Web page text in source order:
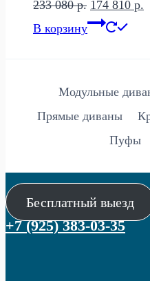
233 080р.
цена
174 810 р.
В корзину
Модульные
Прямые диваны
Пуфы
Бесплатный выезд
+7 (925) 383-03-35